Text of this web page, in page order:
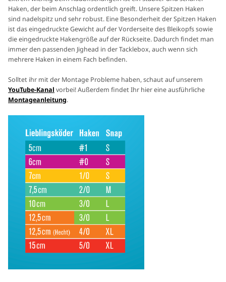
Haken, der beim Anschlag ordentlich greift. Unsere Spitzen Haken
sind nadelspitz und sehr robust. Eine Besonderheit der Spitzen Haken
ist das eingedruckte Gewicht auf der Vorderseite des Bleikopfs sowie
die eingedruckte Hakengröße auf der Rückseite. Dadurch findet man
immer den passenden Jighead in der Tacklebox, auch wenn sich
mehrere Haken in einem Fach befinden.
Solltet ihr mit der Montage Probleme haben, schaut auf unserem
YouTube-Kanal vorbei! Außerdem findet Ihr hier eine ausführliche
Montageanleitung.